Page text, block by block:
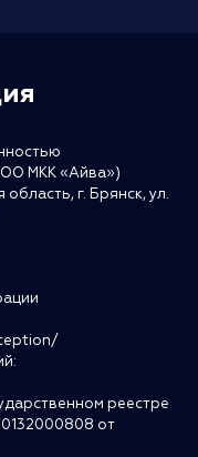
МКК «Айва»)
г. Брянск, ул.
реестре
от